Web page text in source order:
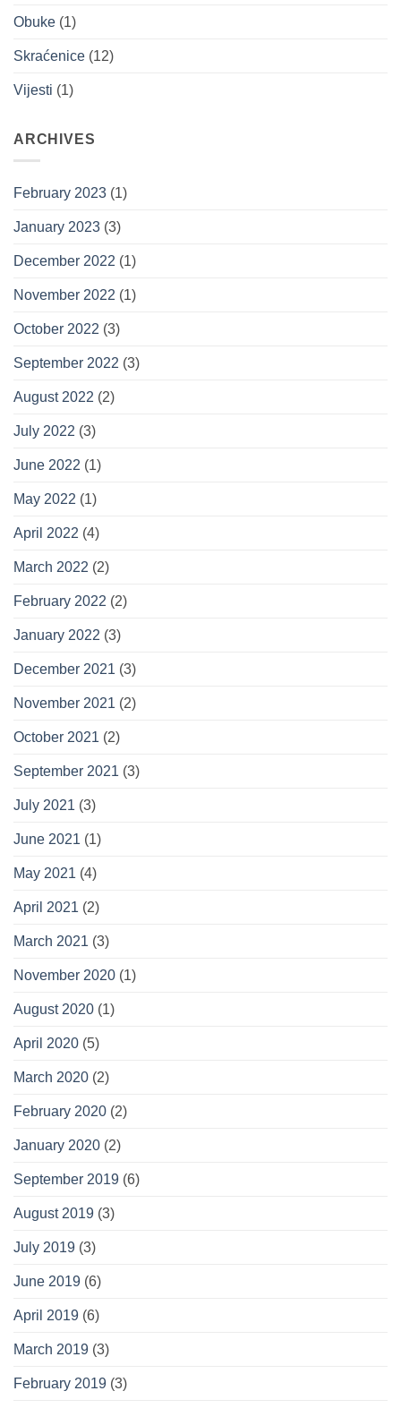
Obuke (1)
Skraćenice (12)
Vijesti (1)
ARCHIVES
February 2023 (1)
January 2023 (3)
December 2022 (1)
November 2022 (1)
October 2022 (3)
September 2022 (3)
August 2022 (2)
July 2022 (3)
June 2022 (1)
May 2022 (1)
April 2022 (4)
March 2022 (2)
February 2022 (2)
January 2022 (3)
December 2021 (3)
November 2021 (2)
October 2021 (2)
September 2021 (3)
July 2021 (3)
June 2021 (1)
May 2021 (4)
April 2021 (2)
March 2021 (3)
November 2020 (1)
August 2020 (1)
April 2020 (5)
March 2020 (2)
February 2020 (2)
January 2020 (2)
September 2019 (6)
August 2019 (3)
July 2019 (3)
June 2019 (6)
April 2019 (6)
March 2019 (3)
February 2019 (3)